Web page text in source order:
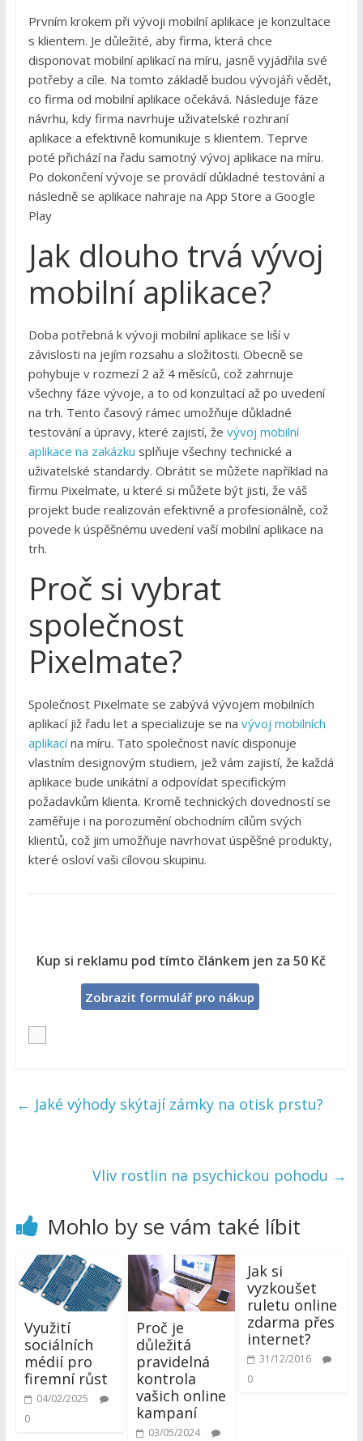
Prvním krokem při vývoji mobilní aplikace je konzultace
s klientem. Je důležité, aby firma, která chce
disponovat mobilní aplikací na míru, jasně vyjádřila své
potřeby a cíle. Na tomto základě budou vývojáři vědět,
co firma od mobilní aplikace očekává. Následuje fáze
návrhu, kdy firma navrhuje uživatelské rozhraní
aplikace a efektivně komunikuje s klientem. Teprve
poté přichází na řadu samotný vývoj aplikace na míru.
Po dokončení vývoje se provádí důkladné testování a
následně se aplikace nahraje na App Store a Google
Play
Jak dlouho trvá vývoj
mobilní aplikace?
Doba potřebná k vývoji mobilní aplikace se liší v
závislosti na jejím rozsahu a složitosti. Obecně se
pohybuje v rozmezí 2 až 4 měsíců, což zahrnuje
všechny fáze vývoje, a to od konzultací až po uvedení
na trh. Tento časový rámec umožňuje důkladné
testování a úpravy, které zajistí, že vývoj mobilní
aplikace na zakázku splňuje všechny technické a
uživatelské standardy. Obrátit se můžete například na
firmu Pixelmate, u které si můžete být jisti, že váš
projekt bude realizován efektivně a profesionálně, což
povede k úspěšnému uvedení vaší mobilní aplikace na
trh.
Proč si vybrat
společnost
Pixelmate?
Společnost Pixelmate se zabývá vývojem mobilních
aplikací již řadu let a specializuje se na vývoj mobilních
aplikacína míru. Tato společnost navíc disponuje
vlastním designovým studiem, jež vám zajistí, že každá
aplikace bude unikátní a odpovídat specifickým
požadavkům klienta. Kromě technických dovedností se
zaměřuje i na porozumění obchodním cílům svých
klientů, což jim umožňuje navrhovat úspěšné produkty,
které osloví vaši cílovou skupinu.
Kup si reklamu pod tímto článkem jen za 50 Kč
Zobrazit formulář pro nákup
← Jaké výhody skýtají zámky na otisk prstu?
Vliv rostlin na psychickou pohodu →
Mohlo by se vám také líbit
Využití
sociálních
médií pro
firemní růst
04/02/2025
0
Proč je
důležitá
pravidelná
kontrola
vašich online
kampaní
03/05/2024
Jak si
vyzkoušet
ruletu online
zdarma přes
internet?
31/12/2016
0